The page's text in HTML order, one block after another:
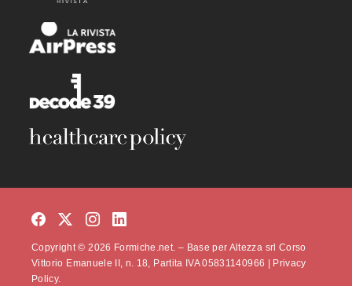
Copyright © 2026 Formiche.net. – Base per Altezza srl Corso
Vittorio Emanuele II, n. 18, Partita IVA 05831140966 |
Privacy
Policy.